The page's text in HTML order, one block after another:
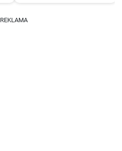
REKLAMA